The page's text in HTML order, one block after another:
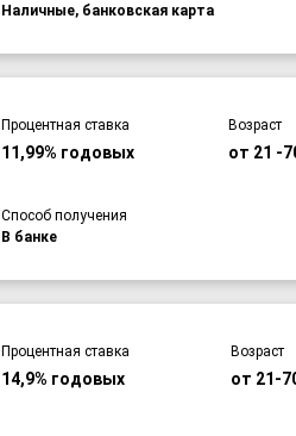
Наличные, банковская карта
Процентная ставка
11,99% годовых
Возраст
от 21 -
Способ получения
В банке
Процентная ставка
14,9% годовых
Возраст
от 21-